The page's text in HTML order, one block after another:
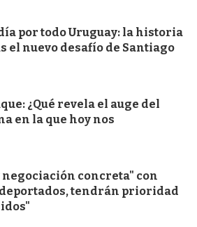
por todo Uruguay: la historia
el nuevo desafío de Santiago
¿Qué revela el auge del
en la que hoy nos
negociación concreta" con
deportados, tendrán prioridad